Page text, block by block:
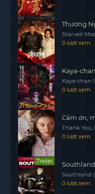
Thương
Starveil
0 lượt xem
Kaya-
Kaya-chan
0 lượt xem
Cảm ơn,
Thank You,
0 lượt xem
Trailer Southland
Southland
0 lượt xem